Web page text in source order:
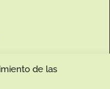
de las